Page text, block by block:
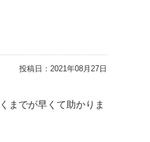
投稿日： 2021年08月27日
までが早くて助かりま